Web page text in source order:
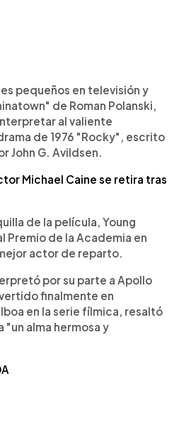
pequeños en televisión y
de Roman Polanski,
al valiente
de 1976 "Rocky", escrito
John G. Avildsen.
Michael Caine se retira tras
de la película, Young
Premio de la Academia en
actor de reparto.
por su parte a Apollo
finalmente en
en la serie fílmica, resaltó
"un alma hermosa y